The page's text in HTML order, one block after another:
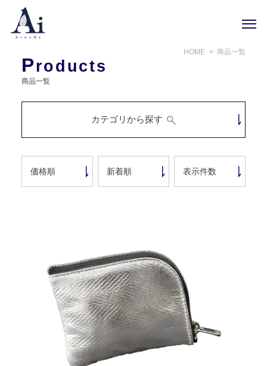
カテゴリから探す
HOME 商品一覧
Products
商品一覧
価格順 新着順 表示件数